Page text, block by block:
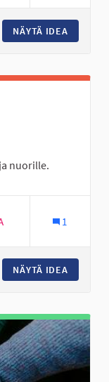
NÄYTÄ IDEA
nuorille.
1
NÄYTÄ IDEA